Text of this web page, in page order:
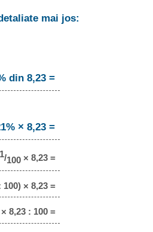
mai jos:
din 8,23 =
× 8,23 =
/100× 8,23 =
100) × 8,23 =
8,23 : 100 =